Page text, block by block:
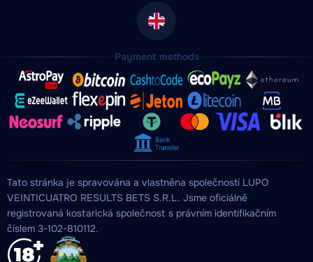
Payment methods
Tato stránka je spravována a vlastněna společností LUPO
VEINTICUATRO RESULTS BETS S.R.L. Jsme oficiálně
registrovaná kostarická společnost s právním identifikačním
číslem 3-102-810112.